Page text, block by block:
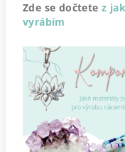
Zde se dočtete z
vyrábím